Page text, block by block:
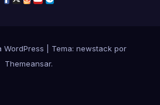
WordPress
Tema: newstack por
Themeansar.